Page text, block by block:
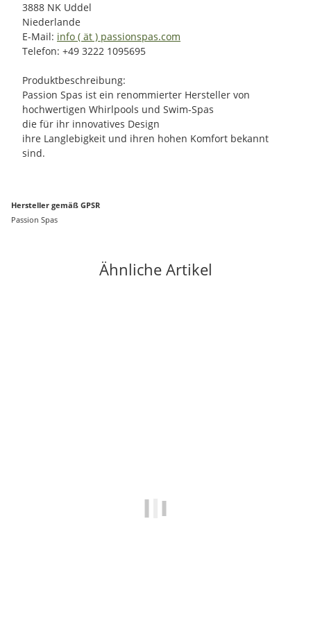
3888 NK Uddel
Niederlande
E-Mail: info ( ät ) passionspas.com
Telefon: +49 3222 1095695
Produktbeschreibung:
Passion Spas ist ein renommierter Hersteller von
hochwertigen Whirlpools und Swim-Spas
die für ihr innovatives Design
ihre Langlebigkeit und ihren hohen Komfort bekannt
sind.
Hersteller gemäß GPSR
Passion Spas
Ähnliche Artikel